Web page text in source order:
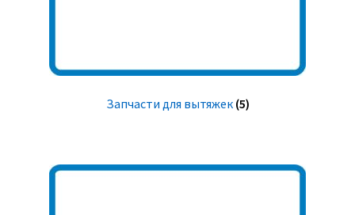
Запчасти для вытяжек (5)